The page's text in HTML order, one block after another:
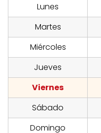
Lunes
Martes
Miércoles
Jueves
Viernes
Sábado
Domingo